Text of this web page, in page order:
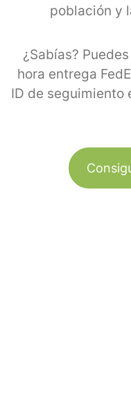
población y
¿Sabías?
hora entrega
ID de seguimiento